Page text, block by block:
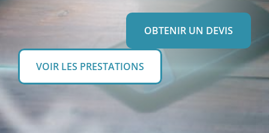
OBTENIR UN DEVIS
VOIR LES PRESTATIONS